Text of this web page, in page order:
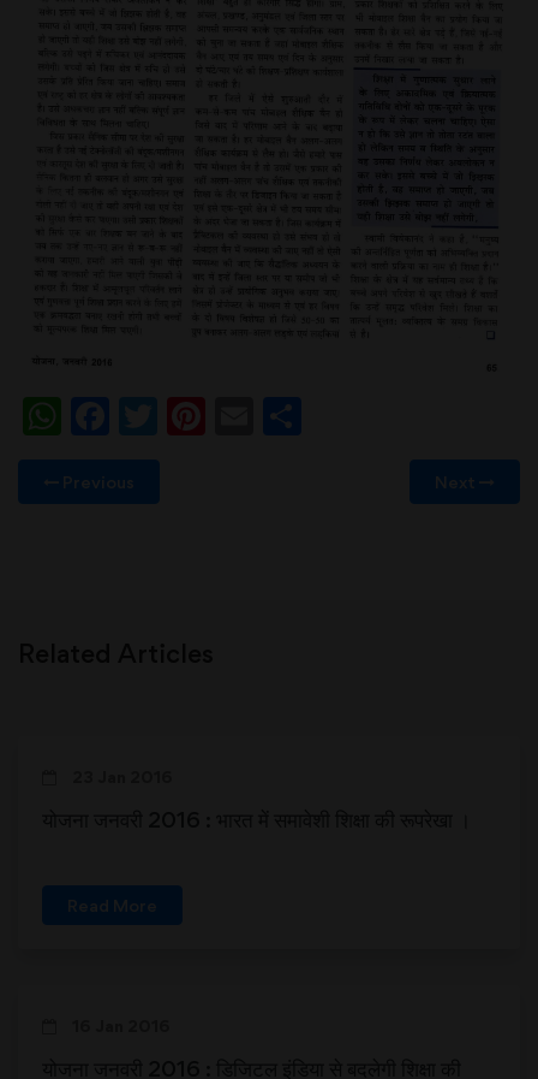
WhatsApp
Facebook
TwitterPinterest
Email
Previous Next
Read More